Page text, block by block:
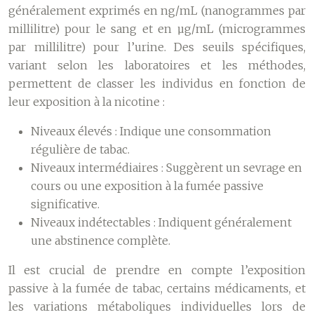
généralement exprimés en ng/mL (nanogrammes par
millilitre) pour le sang et en µg/mL (microgrammes
par millilitre) pour l’urine. Des seuils spécifiques,
variant selon les laboratoires et les méthodes,
permettent de classer les individus en fonction de
leur exposition à la nicotine :
Niveaux élevés : Indique une consommation
régulière de tabac.
Niveaux intermédiaires : Suggèrent un sevrage en
cours ou une exposition à la fumée passive
significative.
Niveaux indétectables : Indiquent généralement
une abstinence complète.
Il est crucial de prendre en compte l’exposition
passive à la fumée de tabac, certains médicaments, et
les variations métaboliques individuelles lors de